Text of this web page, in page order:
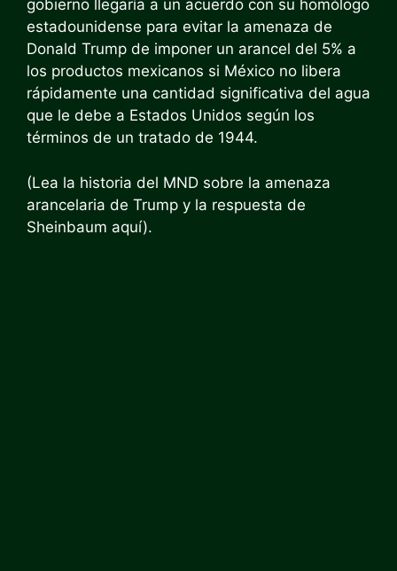
gobierno llegaría a un acuerdo con su homólogo
estadounidense para evitar la amenaza de
Donald Trump de imponer un arancel del 5% a
los productos mexicanos si México no libera
rápidamente una cantidad significativa del agua
que le debe a Estados Unidos según los
términos de un tratado de 1944.
(Lea la historia del MND sobre la amenaza
arancelaria de Trump y la respuesta de
Sheinbaum aquí).